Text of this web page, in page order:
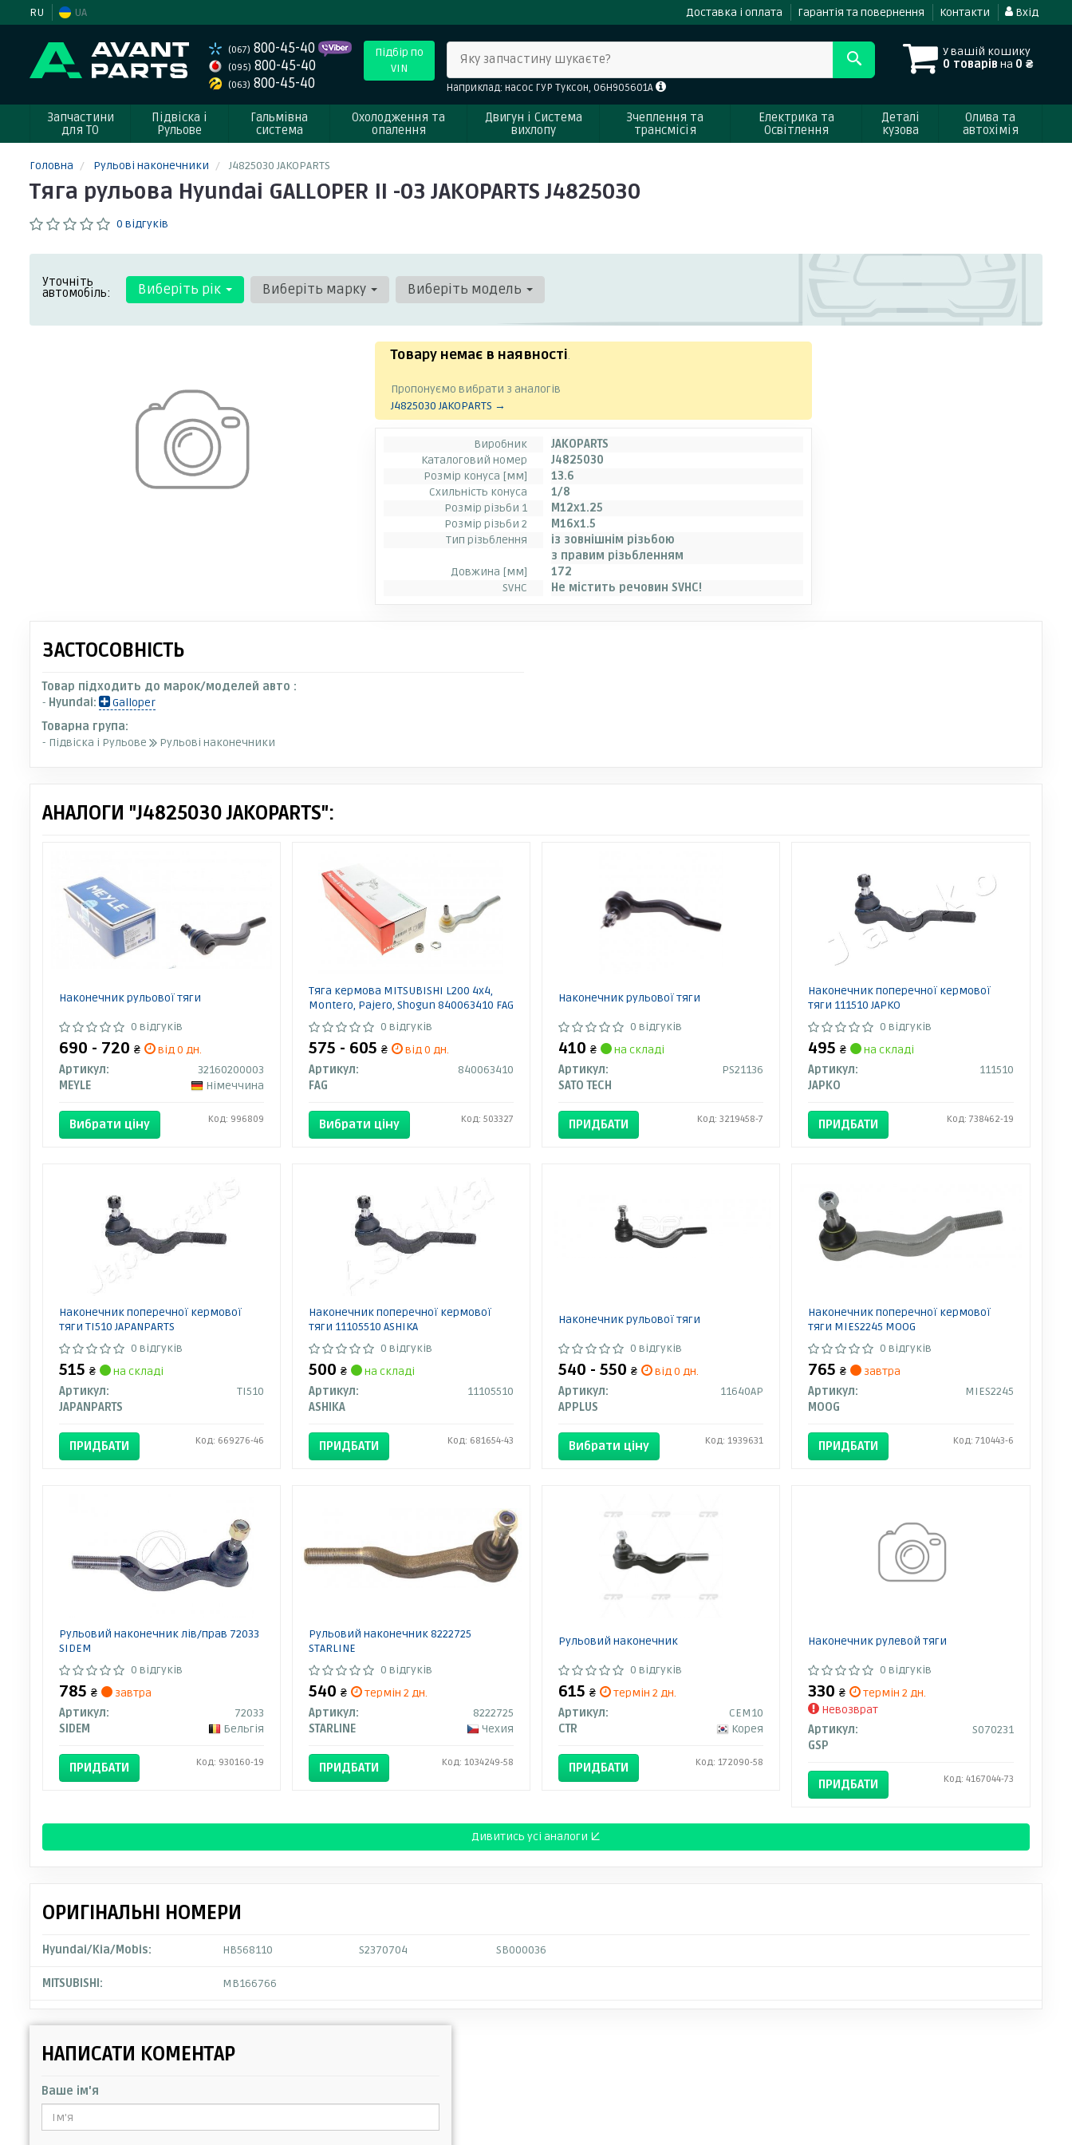
RU UA Доставка і оплата Гарантія та повернення Контакти Вхід
(067) 800-45-40
(095) 800-45-40
(063) 800-45-40
Підбір по
VIN
У вашій кошику
0 товарів на 0 ₴
Яку запчастину шукаєте?
Наприклад: насос ГУР Туксон, 06H905601A
Запчастини
для ТО
Підвіска і
Рульове
Гальмівна
система
Охолодження та
опалення
Двигун і Система
вихлопу
Зчеплення та
трансмісія
Електрика та
Освітлення
Деталі
кузова
Олива та
автохімія
Головна Рульові наконечники J4825030 JAKOPARTS
Тяга рульова Hyundai GALLOPER II -03 JAKOPARTS J4825030
0 відгуків
Уточніть
автомобіль: Виберіть рік Виберіть марку Виберіть модель
Товару немає в наявності.
Пропонуємо вибрати з аналогів
J4825030 JAKOPARTS →
Виробник
JAKOPARTS
Каталоговий номер
J4825030
Розмір конуса [мм]
13.6
Схильність конуса
1/8
Розмір різьби 1
M12x1.25
Розмір різьби 2
M16x1.5
Тип різьблення
із зовнішнім різьбою
з правим різьбленням
Довжина [мм]
172
SVHC
Не містить речовин SVHC!
ЗАСТОСОВНІСТЬ
Товар підходить до марок/моделей авто :
- Hyundai:
Galloper
Товарна група:
- Підвіска і Рульове
Рульові наконечники
АНАЛОГИ "J4825030 JAKOPARTS":
Наконечник рульової тяги
0 відгуків
690 - 720 ₴
від 0 дн.
Артикул:
32160200003
MEYLE
Німеччина
Вибрати ціну Код: 996809
Тяга кермова MITSUBISHI L200 4x4,
Montero, Pajero, Shogun 840063410 FAG
0 відгуків
575 - 605 ₴
від 0 дн.
Артикул:
840063410
FAG
Вибрати ціну Код: 503327
Наконечник рульової тяги
0 відгуків
410 ₴
на складі
Артикул:
PS21136
SATO TECH
ПРИДБАТИ Код: 3219458-7
Наконечник поперечної кермової
тяги 111510 JAPKO
0 відгуків
495₴
на складі
Артикул:
111510
JAPKO
ПРИДБАТИ Код: 738462-19
Наконечник поперечної кермової
тяги TI510 JAPANPARTS
0 відгуків
515 ₴
на складі
Артикул:
TI510
JAPANPARTS
ПРИДБАТИ Код: 669276-46
Наконечник поперечної кермової
тяги 11105510 ASHIKA
0 відгуків
500 ₴
на складі
Артикул:
11105510
ASHIKA
ПРИДБАТИ Код: 681654-43
Наконечник рульової тяги
0 відгуків
540 - 550 ₴
від 0 дн.
Артикул:
11640AP
APPLUS
Вибрати ціну Код: 1939631
Наконечник поперечної кермової
тяги MIES2245 MOOG
0 відгуків
765₴
завтра
Артикул:
MIES2245
MOOG
ПРИДБАТИ Код: 710443-6
Рульовий наконечник лів/прав 72033
SIDEM
0 відгуків
785 ₴
завтра
Артикул:
72033
SIDEM
Бельгія
ПРИДБАТИ Код: 930160-19
Рульовий наконечник 8222725
STARLINE
0 відгуків
540 ₴
термін 2 дн.
Артикул:
8222725
STARLINE
Чехия
ПРИДБАТИ Код: 1034249-58
Рульовий наконечник
0 відгуків
615 ₴
термін 2 дн.
Артикул:
CEM10
CTR
Корея
ПРИДБАТИ Код: 172090-58
Наконечник рулевой тяги
0 відгуків
330₴
термін 2 дн.
Невозврат
Артикул:
S070231
GSP
ПРИДБАТИ Код: 4167044-73
Дивитись усі аналоги ↓
ОРИГІНАЛЬНІ НОМЕРИ
Hyundai/Kia/Mobis: HB568110 S2370704 SB000036
MITSUBISHI: MB166766
НАПИСАТИ КОМЕНТАР
Ваше ім'я